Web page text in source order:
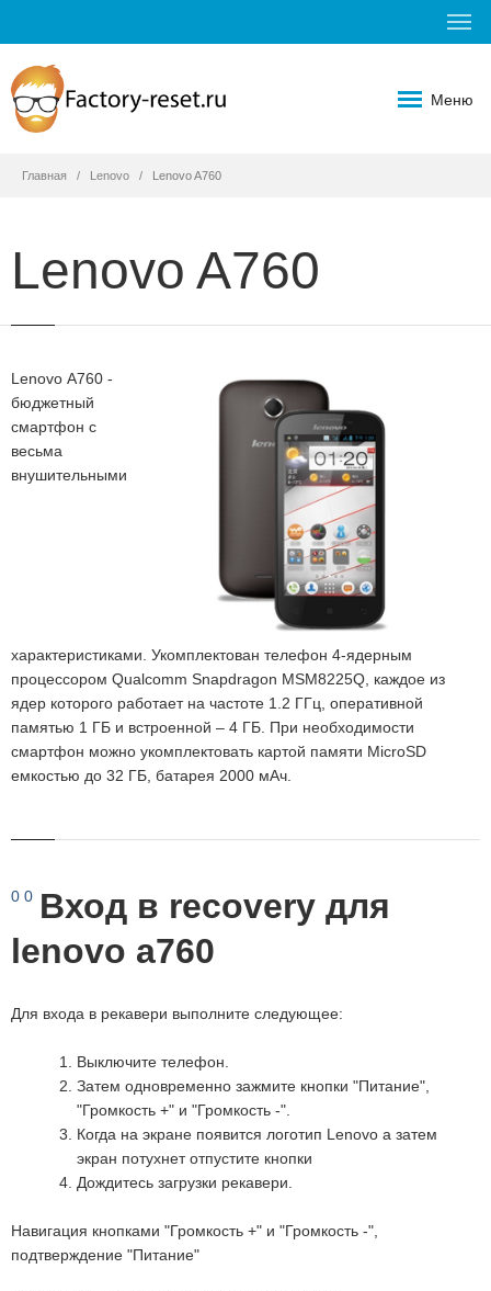
Меню
Главная Lenovo Lenovo A760
Lenovo A760
Lenovo A760 -
бюджетный
смартфон с
весьма
внушительными
характеристиками. Укомплектован телефон 4-ядерным
процессором Qualcomm Snapdragon MSM8225Q, каждое из
ядер которого работает на частоте 1.2 ГГц, оперативной
памятью 1 ГБ и встроенной – 4 ГБ. При необходимости
смартфон можно укомплектовать картой памяти MicroSD
емкостью до 32 ГБ, батарея 2000 мАч.
0 0 Вход в recovery для
lenovo a760
Для входа в рекавери выполните следующее:
Выключите телефон.
Затем одновременно зажмите кнопки "Питание",
"Громкость +" и "Громкость -".
Когда на экране появится логотип Lenovo а затем
экран потухнет отпустите кнопки
Дождитесь загрузки рекавери.
Навигация кнопками "Громкость +" и "Громкость -",
подтверждение "Питание"